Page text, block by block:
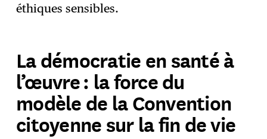
éthiques sensibles.
La démocratie en santé à
l’œuvre : la force du
modèle de la Convention
citoyenne sur la fin de vie